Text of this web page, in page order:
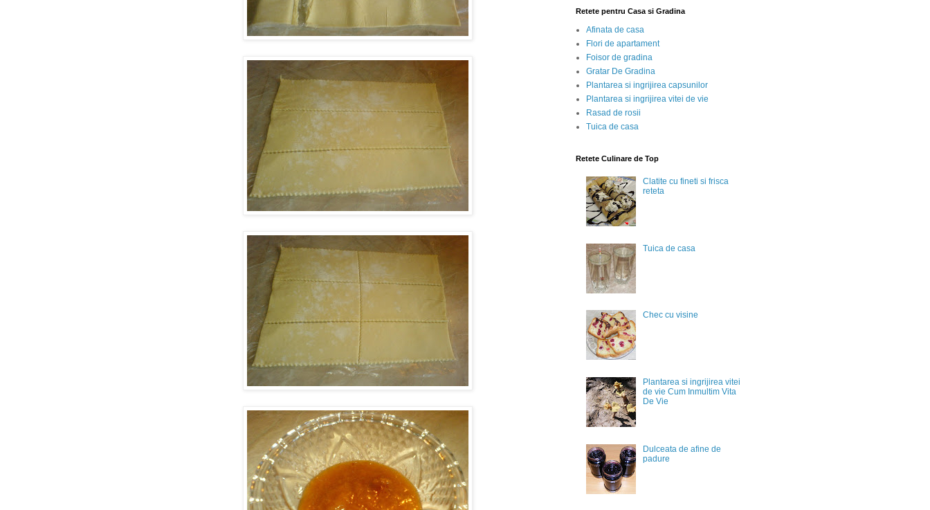
Retete pentru Casa si Gradina
Afinata de casa
Flori de apartament
Foisor de gradina
Gratar De Gradina
Plantarea si ingrijirea capsunilor
Plantarea si ingrijirea vitei de vie
Rasad de rosii
Tuica de casa
Retete Culinare de Top
Clatite cu fineti si frisca
reteta
Tuica de casa
Chec cu visine
Plantarea si ingrijirea vitei
de vie Cum Inmultim Vita
De Vie
Dulceata de afine de
padure